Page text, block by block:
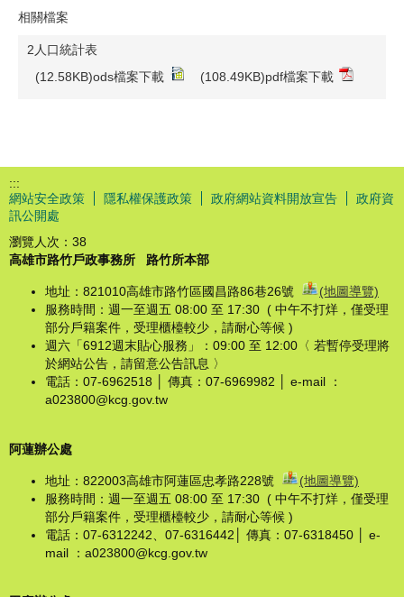
相關檔案
2人口統計表
(12.58KB)ods檔案下載
(108.49KB)pdf檔案下載
:::
網站安全政策
隱私權保護政策 政府網站資料開放宣告
政府資
訊公開處
瀏覽人次： 38
高雄市路竹戶政事務所
路竹所本部
地址：821010高雄市路竹區國昌路86巷26號
(地圖導覽)
服務時間：週一至週五 08:00 至 17:30 ( 中午不打烊，僅受理
部分戶籍案件，受理櫃檯較少，請耐心等候 )
週六「6912週末貼心服務」：09:00 至 12:00〈 若暫停受理將
於網站公告，請留意公告訊息 〉
電話：07-6962518 │ 傳真：07-6969982 │ e-mail ：
a023800@kcg.gov.tw
阿蓮辦公處
地址：822003高雄市阿蓮區忠孝路228號
(地圖導覽)
服務時間：週一至週五 08:00 至 17:30 ( 中午不打烊，僅受理
部分戶籍案件，受理櫃檯較少，請耐心等候 )
電話：07-6312242、07-6316442│ 傳真：07-6318450 │ e-
mail ：a023800@kcg.gov.tw